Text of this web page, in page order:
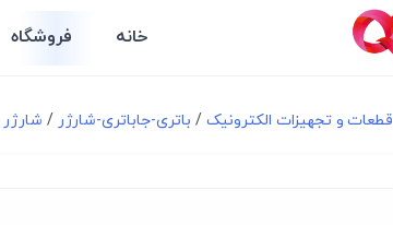
خانه فروشگاه
قطعات و تجهیزات الکترونیک / باتری-جاباتری-شارژر / شارژر